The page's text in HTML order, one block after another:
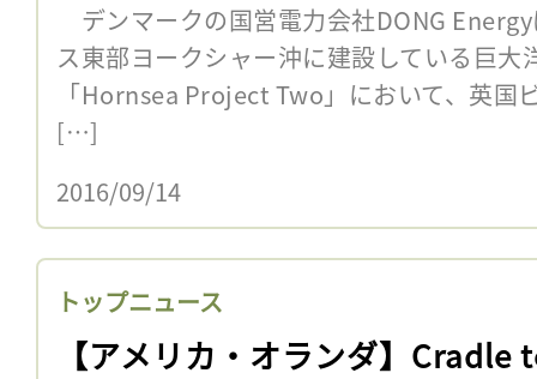
デンマークの国営電力会社DONG
ス東部ヨークシャー沖に建設している巨
「Hornsea Project Two」において、英国
[…]
2016/09/14
トップニュース
【アメリカ・オランダ】Cradle